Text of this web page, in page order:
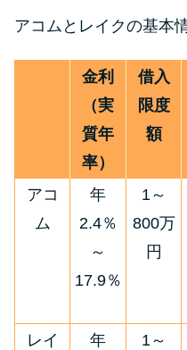
お金を
種類・
その他コラム
今月の
は解
処法3つ
家賃
たい…
法2選
アコムとレイクの基本
金利
（実
質年
率）
借入
限度
額
アコ
ム
年
2.4％
～
17.9％
1～
800万
円
レイ
年
1～